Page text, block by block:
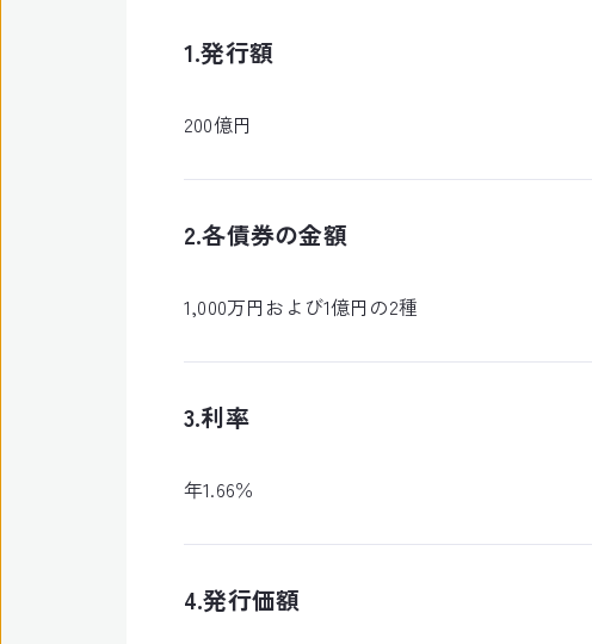
1.発行額
200億円
2.各債券の金額
1,000万円および1億円の2種
3.利率
年1.66％
4.発行価額